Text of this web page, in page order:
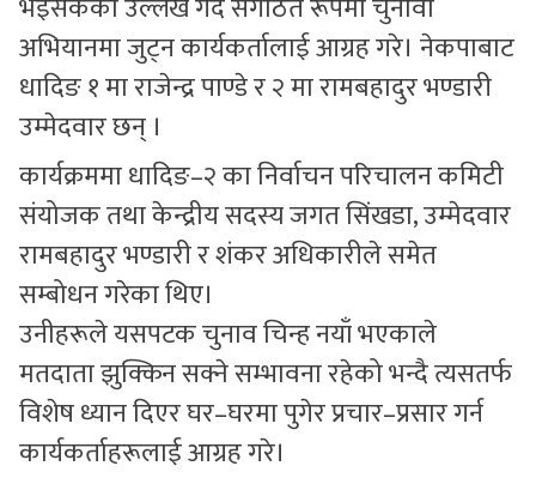
भइसकेको उल्लेख गर्दै संगठित रूपमा चुनावी
अभियानमा जुट्न कार्यकर्तालाई आग्रह गरे। नेकपाबाट
धादिङ १ मा राजेन्द्र पाण्डे र २ मा रामबहादुर भण्डारी
उम्मेदवार छन् ।
कार्यक्रममा धादिङ–२ का निर्वाचन परिचालन कमिटी
संयोजक तथा केन्द्रीय सदस्य जगत सिंखडा, उम्मेदवार
रामबहादुर भण्डारी र शंकर अधिकारीले समेत
सम्बोधन गरेका थिए।
उनीहरूले यसपटक चुनाव चिन्ह नयाँ भएकाले
मतदाता झुक्किन सक्ने सम्भावना रहेको भन्दै त्यसतर्फ
विशेष ध्यान दिएर घर–घरमा पुगेर प्रचार–प्रसार गर्न
कार्यकर्ताहरूलाई आग्रह गरे।